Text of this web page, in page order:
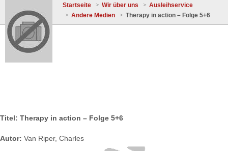
Startseite Wir über uns
Ausleihservice
Andere Medien
Therapy in action – Folge 5+6
Titel: Therapy in action – Folge 5+6
Autor: Van Riper, Charles